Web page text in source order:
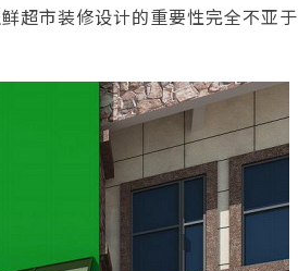
超市装修设计的重要性完全不亚于